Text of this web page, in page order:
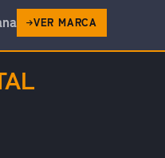
VER MARCA